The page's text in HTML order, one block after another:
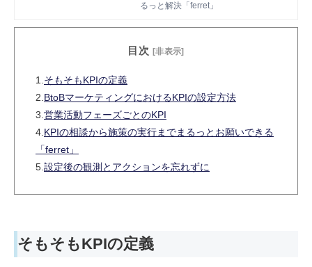
せんか？ 本資料は、BtoBマーケティン
ング状況をシートに記入することで、マ
るっと解決「ferret」
目次 [非表示]
1. そもそもKPIの定義
2. BtoBマーケティングにおけるKPIの設定方法
3. 営業活動フェーズごとのKPI
4. KPIの相談から施策の実行までまるっとお願いできる
「ferret」
5. 設定後の観測とアクションを忘れずに
そもそもKPIの定義